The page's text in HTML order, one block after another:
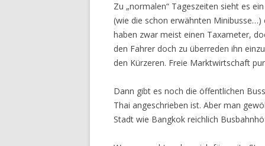
Zu „normalen“ Tageszeiten sieht es
(wie die schon erwähnten
haben zwar meist einen Taxameter,
den Fahrer doch zu überreden ihn
den Kürzeren. Freie Marktwirtschaft
Dann gibt es noch die öffentlichen
Thai angeschrieben ist. Aber man
Stadt wie Bangkok reichlich